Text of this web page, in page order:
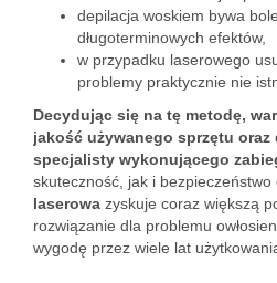
depilacja woskiem bywa
długoterminowych efektów,
w przypadku laserowego
problemy praktycznie nie
Decydując się na tę metodę,
jakość używanego sprzętu oraz
specjalisty wykonującego
skuteczność, jak i bezpieczeństwo
laserowa zyskuje coraz większą
rozwiązanie dla problemu
wygodę przez wiele lat